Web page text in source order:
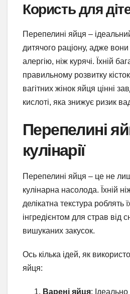
Користь для
Перепелині яйця –
дитячого раціону, адже
алергію, ніж курячі. Їхній
правильному розвитку
вагітних жінок яйця цінні
кислоті, яка знижує ризик
Перепелині
кулінарії
Перепелині яйця – це не
кулінарна насолода. Їхній
делікатна текстура роблять
інгредієнтом для страв від
вишуканих закусок.
Ось кілька ідей, як
яйця:
Варені яйця: